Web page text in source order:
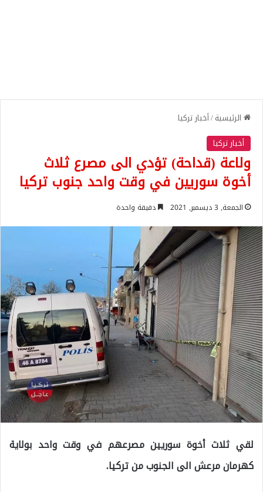
الرئيسية/أخبار تركيا
أخبار تركيا
ولاعة (قداحة) تؤدي الى مصرع ثلاث
أخوة سوريين في وقت واحد جنوب تركيا
الجمعة, 3 ديسمبر, 2021 دقيقة واحدة
لقي ثلاث أخوة سوريين مصرعهم في وقت واحد بولاية
كهرمان مرعش الى الجنوب من تركيا.